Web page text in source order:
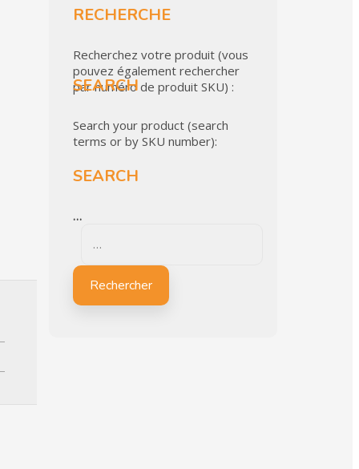
RECHERCHE
Recherchez votre produit (vous
pouvez également rechercher
par numéro de produit SKU) :
SEARCH
Search your product (search
terms or by SKU number):
SEARCH
…
Rechercher